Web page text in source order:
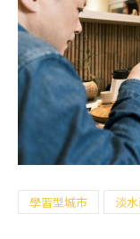
學習型城市 淡